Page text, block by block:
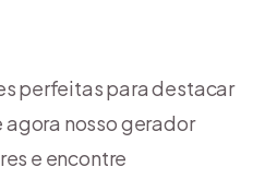
perfeitas para destacar
agora nosso gerador
e encontre